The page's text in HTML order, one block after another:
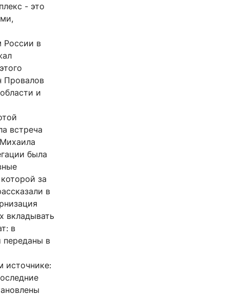
- это
России в
Провалов
и
встреча
была
за
в
вкладывать
в
переданы в
источнике: